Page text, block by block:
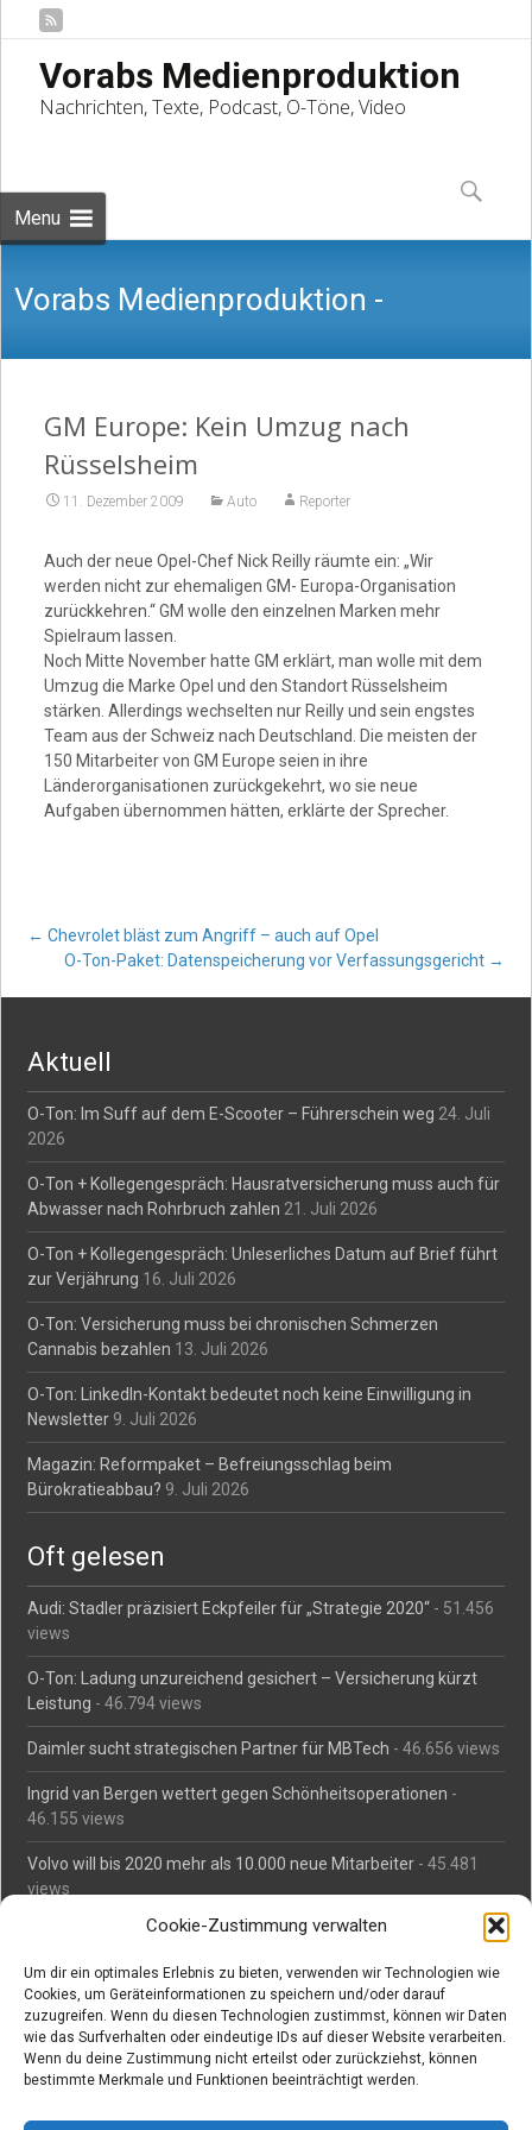
Cookie-Zustimmung verwalten
Um dir ein optimales Erlebnis zu bieten, verwenden wir Technologien wie
Cookies, um Geräteinformationen zu speichern und/oder darauf
zuzugreifen. Wenn du diesen Technologien zustimmst, können wir Daten
wie das Surfverhalten oder eindeutige IDs auf dieser Website verarbeiten.
Wenn du deine Zustimmung nicht erteilst oder zurückziehst, können
bestimmte Merkmale und Funktionen beeinträchtigt werden.
Vorabs Medienproduktion
Nachrichten, Texte, Podcast, O-Töne, Video
Menu
to
content
Suchen
nach:
Vorabs Medienproduktion -
Nachrichten, Texte, Podcast, O-Töne,
GM Europe: Kein Umzug nach
Rüsselsheim
11. Dezember 2009 Auto Reporter
Auch der neue Opel-Chef Nick Reilly räumte ein: „Wir
werden nicht zur ehemaligen GM- Europa-Organisation
zurückkehren.“ GM wolle den einzelnen Marken mehr
Spielraum lassen.
Noch Mitte November hatte GM erklärt, man wolle mit dem
Umzug die Marke Opel und den Standort Rüsselsheim
stärken. Allerdings wechselten nur Reilly und sein engstes
Team aus der Schweiz nach Deutschland. Die meisten der
150 Mitarbeiter von GM Europe seien in ihre
Länderorganisationen zurückgekehrt, wo sie neue
Aufgaben übernommen hätten, erklärte der Sprecher.
Post
← Chevrolet bläst zum Angriff – auch auf Opel
O-Ton-Paket: Datenspeicherung vor Verfassungsgericht →
Aktuell
O-Ton: Im Suff auf dem E-Scooter – Führerschein weg 24. Juli
2026
O-Ton + Kollegengespräch: Hausratversicherung muss auch für
Abwasser nach Rohrbruch zahlen 21. Juli 2026
O-Ton + Kollegengespräch: Unleserliches Datum auf Brief führt
zur Verjährung 16. Juli 2026
O-Ton: Versicherung muss bei chronischen Schmerzen
Cannabis bezahlen 13. Juli 2026
O-Ton: LinkedIn-Kontakt bedeutet noch keine Einwilligung in
Newsletter 9. Juli 2026
Magazin: Reformpaket – Befreiungsschlag beim
Bürokratieabbau? 9. Juli 2026
Oft gelesen
Audi: Stadler präzisiert Eckpfeiler für „Strategie 2020“ - 51.456
views
O-Ton: Ladung unzureichend gesichert – Versicherung kürzt
Leistung - 46.794 views
Daimler sucht strategischen Partner für MBTech - 46.656 views
Ingrid van Bergen wettert gegen Schönheitsoperationen -
46.155 views
Volvo will bis 2020 mehr als 10.000 neue Mitarbeiter - 45.481
views
Mäßiges Interesse an Daimlers MBtech- 44.711 views
O-Ton: Wer muss Schaden für abgedriftete Silvesterraketen
zahlen?- 42.365 views
Kollegengespräch: Urteile zum Grillen - 42.058 views
Suchen bei Vorabs